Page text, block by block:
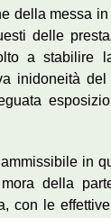
della messa
delle
a stabilire
inidoneità
in
della
con le